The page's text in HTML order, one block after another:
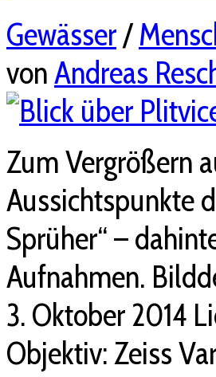
Gewässer/
vonAndreas
Zum Vergrößern
Aussichtspunkte
Sprüher“ –
Aufnahmen.
3. Oktober 2014
Objektiv: Zeiss